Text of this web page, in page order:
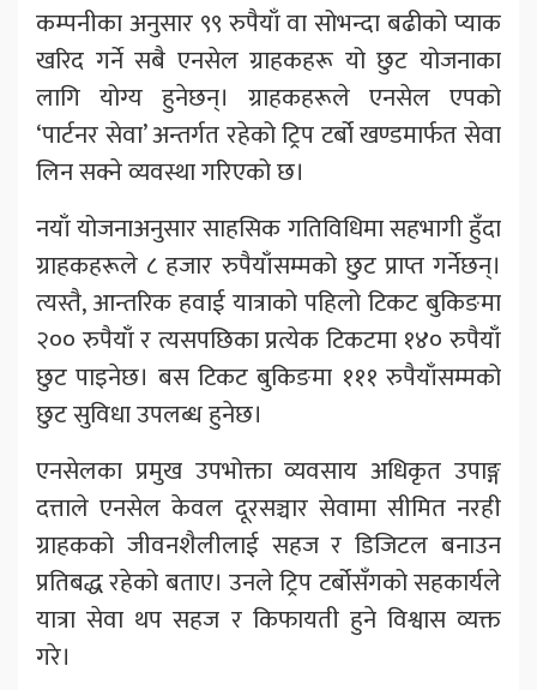
कम्पनीका अनुसार ९९ रुपैयाँ वा सोभन्दा बढीको प्याक
खरिद गर्ने सबै एनसेल ग्राहकहरू यो छुट योजनाका
लागि योग्य हुनेछन्। ग्राहकहरूले एनसेल एपको
‘पार्टनर सेवा’ अन्तर्गत रहेको ट्रिप टर्बो खण्डमार्फत सेवा
लिन सक्ने व्यवस्था गरिएको छ।
नयाँ योजनाअनुसार साहसिक गतिविधिमा सहभागी हुँदा
ग्राहकहरूले ८ हजार रुपैयाँसम्मको छुट प्राप्त गर्नेछन्।
त्यस्तै, आन्तरिक हवाई यात्राको पहिलो टिकट बुकिङमा
२०० रुपैयाँ र त्यसपछिका प्रत्येक टिकटमा १४० रुपैयाँ
छुट पाइनेछ। बस टिकट बुकिङमा १११ रुपैयाँसम्मको
छुट सुविधा उपलब्ध हुनेछ।
एनसेलका प्रमुख उपभोक्ता व्यवसाय अधिकृत उपाङ्ग
दत्ताले एनसेल केवल दूरसञ्चार सेवामा सीमित नरही
ग्राहकको जीवनशैलीलाई सहज र डिजिटल बनाउन
प्रतिबद्ध रहेको बताए। उनले ट्रिप टर्बोसँगको सहकार्यले
यात्रा सेवा थप सहज र किफायती हुने विश्वास व्यक्त
गरे।